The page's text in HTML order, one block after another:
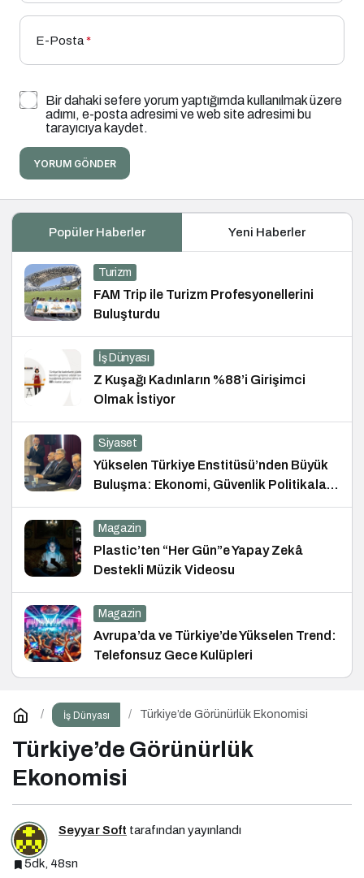
E-Posta*
Bir dahaki sefere yorum yaptığımda kullanılmak üzere
adımı, e-posta adresimi ve web site adresimi bu
tarayıcıya kaydet.
YORUM GÖNDER
Popüler Haberler Yeni Haberler
Turizm
FAM Trip ile Turizm Profesyonellerini
Buluşturdu
İş Dünyası
Z Kuşağı Kadınların %88’i Girişimci
Olmak İstiyor
Siyaset
Yükselen Türkiye Enstitüsü’nden Büyük
Buluşma: Ekonomi, Güvenlik Politikaları
ve Hukuk Konferansı
Magazin
Plastic’ten “Her Gün”e Yapay Zekâ
Destekli Müzik Videosu
Magazin
Avrupa’da ve Türkiye’de Yükselen Trend:
Telefonsuz Gece Kulüpleri
İş Dünyası Türkiye’de Görünürlük Ekonomisi
Türkiye’de Görünürlük
Ekonomisi
Seyyar Soft tarafından yayınlandı
5dk, 48sn